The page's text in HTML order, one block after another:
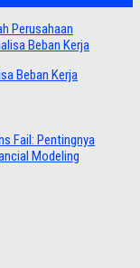
Perusahaan
Beban Kerja
Beban Kerja
Fail: Pentingnya
Modeling